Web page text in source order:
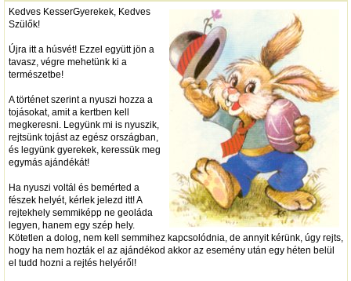
Kedves KesserGyerekek, Kedves
Szülők!
Újra itt a húsvét! Ezzel együtt jön a
tavasz, végre mehetünk ki a
természetbe!
A történet szerint a nyuszi hozza a
tojásokat, amit a kertben kell
megkeresni. Legyünk mi is nyuszik,
rejtsünk tojást az egész országban,
és legyünk gyerekek, keressük meg
egymás ajándékát!
Ha nyuszi voltál és bemérted a
fészek helyét, kérlek jelezd itt! A
rejtekhely semmiképp ne geoláda
legyen, hanem egy szép hely.
Kötetlen a dolog, nem kell semmihez kapcsolódnia, de annyit kérünk, úgy rejts,
hogy ha nem hozták el az ajándékod akkor az esemény után egy héten belül
el tudd hozni a rejtés helyéről!